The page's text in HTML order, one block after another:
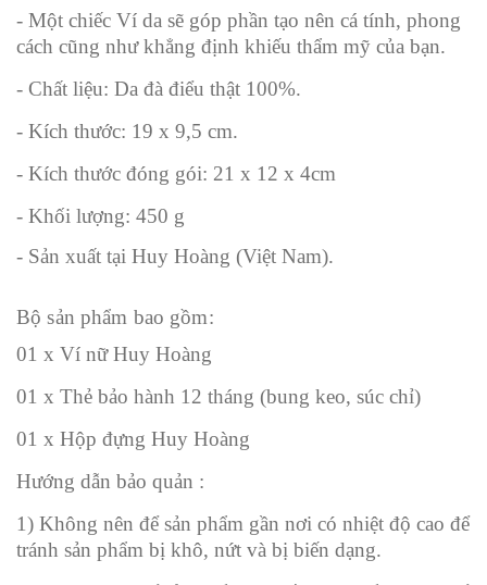
- Một chiếc Ví da sẽ góp phần tạo nên cá tính, phong
cách cũng như khẳng định khiếu thẩm mỹ của bạn.
- Chất liệu: Da đà điểu thật 100%.
- Kích thước: 19 x 9,5 cm.
- Kích thước đóng gói: 21 x 12 x 4cm
- Khối lượng: 450 g
- Sản xuất tại Huy Hoàng (Việt Nam).
Bộ sản phẩm bao gồm:
01 x Ví nữ Huy Hoàng
01 x Thẻ bảo hành 12 tháng (bung keo, súc chỉ)
01 x Hộp đựng Huy Hoàng
Hướng dẫn bảo quản :
1) Không nên để sản phẩm gần nơi có nhiệt độ cao để
tránh sản phẩm bị khô, nứt và bị biến dạng.